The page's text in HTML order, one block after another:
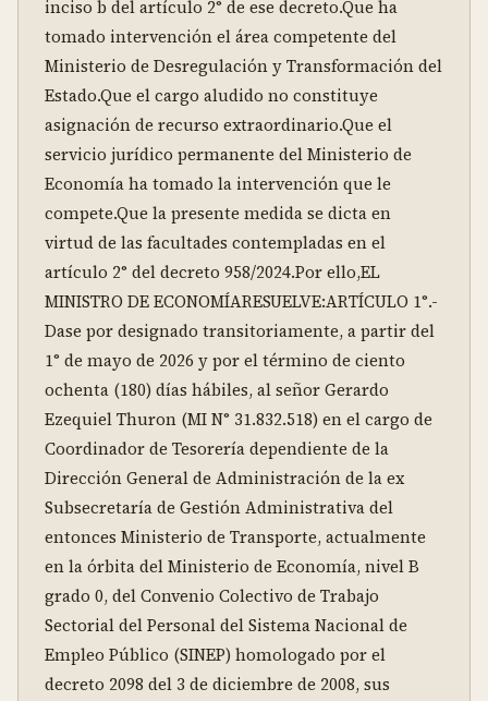
inciso b del artículo 2° de ese decreto.Que ha
tomado intervención el área competente del
Ministerio de Desregulación y Transformación del
Estado.Que el cargo aludido no constituye
asignación de recurso extraordinario.Que el
servicio jurídico permanente del Ministerio de
Economía ha tomado la intervención que le
compete.Que la presente medida se dicta en
virtud de las facultades contempladas en el
artículo 2° del decreto 958/2024.Por ello,EL
MINISTRO DE ECONOMÍARESUELVE:ARTÍCULO 1°.-
Dase por designado transitoriamente, a partir del
1° de mayo de 2026 y por el término de ciento
ochenta (180) días hábiles, al señor Gerardo
Ezequiel Thuron (MI N° 31.832.518) en el cargo de
Coordinador de Tesorería dependiente de la
Dirección General de Administración de la ex
Subsecretaría de Gestión Administrativa del
entonces Ministerio de Transporte, actualmente
en la órbita del Ministerio de Economía, nivel B
grado 0, del Convenio Colectivo de Trabajo
Sectorial del Personal del Sistema Nacional de
Empleo Público (SINEP) homologado por el
decreto 2098 del 3 de diciembre de 2008, sus